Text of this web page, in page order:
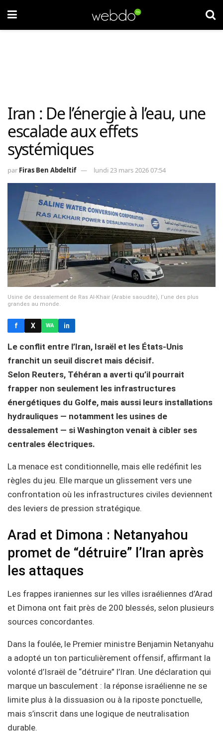
Iran : De l’énergie à l’eau, une
escalade aux effets
systémiques
par Firas Ben Abdeltif lundi 23 mars 2026 07:54
Usine de dessalement de Ras Al-Khair (Arabie saoudite), l’une des plus
grandes au monde.
f X WA in
Le conflit entre l’Iran, Israël et les États-Unis
franchit un seuil discret mais décisif.
Selon Reuters, Téhéran a averti qu’il pourrait
frapper non seulement les infrastructures
énergétiques du Golfe, mais aussi leurs installations
hydrauliques — notamment les usines de
dessalement — si Washington venait à cibler ses
centrales électriques.
La menace est conditionnelle, mais elle redéfinit les
règles du jeu. Elle marque un glissement vers une
confrontation où les infrastructures civiles deviennent
des leviers de pression stratégique.
Arad et Dimona : Netanyahou
promet de “détruire” l’Iran après
les attaques
Les frappes iraniennes sur les villes israéliennes d’Arad
et Dimona ont fait près de 200 blessés, selon plusieurs
sources concordantes.
Dans la foulée, le Premier ministre Benjamin Netanyahu
a adopté un ton particulièrement offensif, affirmant la
volonté d’Israël de “détruire” l’Iran. Une déclaration qui
marque un basculement : la réponse israélienne ne se
limite plus à la dissuasion ou à la riposte ponctuelle,
mais s’inscrit dans une logique de neutralisation
durable.